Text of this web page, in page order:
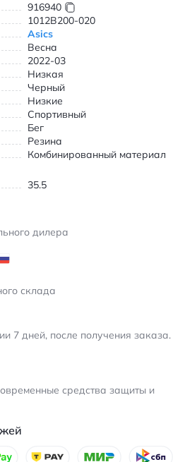
отличное сцепление с
будь то асфальт или беговая
выглядит стильно и
носки. Модель идеальна для
благодаря дышащим
GEL для комфорта на каждом
верх из комбинированного
резиновая подошва для долгого
24 женские кроссовки для
серые
916940
1012B200-020
Asics
Весна
2022-03
Низкая
Черный
Низкие
Спортивный
Бег
Резина
Комбинированный материал
35.5
дилера
склада
7 дней, после получения заказа.
средства защиты и